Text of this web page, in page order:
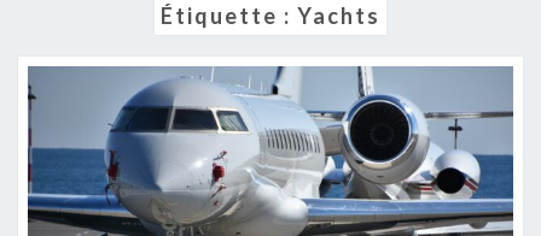
Étiquette : Yachts